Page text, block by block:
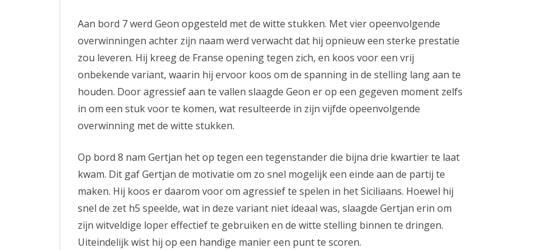
Aan bord 7 werd Geon opgesteld met de witte stukken. Met vier opeenvolgende
overwinningen achter zijn naam werd verwacht dat hij opnieuw een sterke prestatie
zou leveren. Hij kreeg de Franse opening tegen zich, en koos voor een vrij
onbekende variant, waarin hij ervoor koos om de spanning in de stelling lang aan te
houden. Door agressief aan te vallen slaagde Geon er op een gegeven moment zelfs
in om een stuk voor te komen, wat resulteerde in zijn vijfde opeenvolgende
overwinning met de witte stukken.
Op bord 8 nam Gertjan het op tegen een tegenstander die bijna drie kwartier te laat
kwam. Dit gaf Gertjan de motivatie om zo snel mogelijk een einde aan de partij te
maken. Hij koos er daarom voor om agressief te spelen in het Siciliaans. Hoewel hij
snel de zet h5 speelde, wat in deze variant niet ideaal was, slaagde Gertjan erin om
zijn witveldige loper effectief te gebruiken en de witte stelling binnen te dringen.
Uiteindelijk wist hij op een handige manier een punt te scoren.